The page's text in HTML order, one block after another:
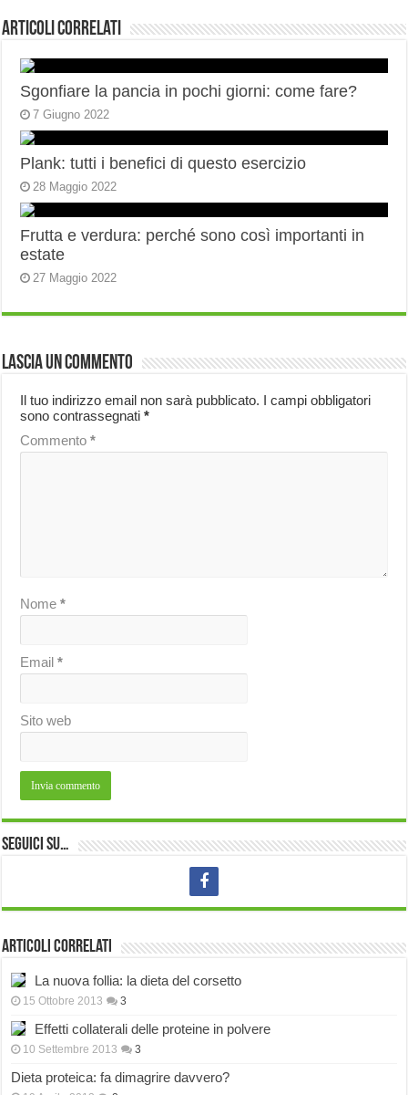
Articoli correlati
Sgonfiare la pancia in pochi giorni: come fare?
7 Giugno 2022
Plank: tutti i benefici di questo esercizio
28 Maggio 2022
Frutta e verdura: perché sono così importanti in
estate
27 Maggio 2022
Lascia un commento
Il tuo indirizzo email non sarà pubblicato. I campi obbligatori
sono contrassegnati*
Commento*
Nome*
Email*
Sito web
Seguici su…
Articoli correlati
La nuova follia: la dieta del corsetto
15 Ottobre 2013 3
Effetti collaterali delle proteine in polvere
10 Settembre 2013 3
Dieta proteica: fa dimagrire davvero?